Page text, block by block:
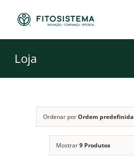
Loja
Ordenar porOrdem predefinida
Mostrar9 Produtos